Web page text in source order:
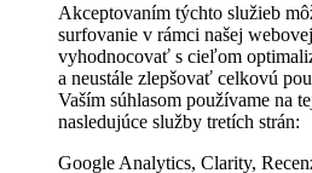
Akceptovaním týchto služieb
surfovanie v rámci našej
vyhodnocovať s cieľom
a neustále zlepšovať celkovú
Vaším súhlasom používame na
nasledujúce služby tretích strán:
Google Analytics, Clarity,